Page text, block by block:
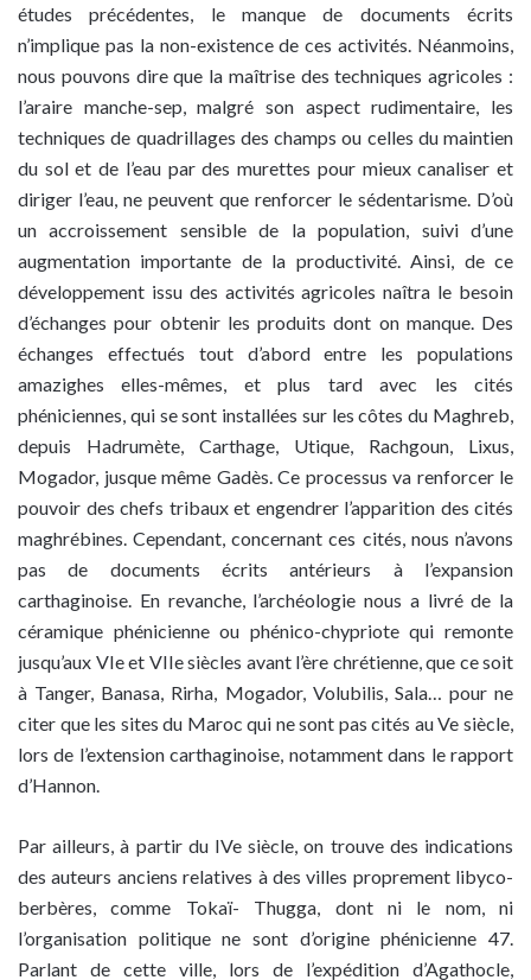
études précédentes, le manque de documents écrits
n’implique pas la non-existence de ces activités. Néanmoins,
nous pouvons dire que la maîtrise des techniques agricoles :
l’araire manche-sep, malgré son aspect rudimentaire, les
techniques de quadrillages des champs ou celles du maintien
du sol et de l’eau par des murettes pour mieux canaliser et
diriger l’eau, ne peuvent que renforcer le sédentarisme. D’où
un accroissement sensible de la population, suivi d’une
augmentation importante de la productivité. Ainsi, de ce
développement issu des activités agricoles naîtra le besoin
d’échanges pour obtenir les produits dont on manque. Des
échanges effectués tout d’abord entre les populations
amazighes elles-mêmes, et plus tard avec les cités
phéniciennes, qui se sont installées sur les côtes du Maghreb,
depuis Hadrumète, Carthage, Utique, Rachgoun, Lixus,
Mogador, jusque même Gadès. Ce processus va renforcer le
pouvoir des chefs tribaux et engendrer l’apparition des cités
maghrébines. Cependant, concernant ces cités, nous n’avons
pas de documents écrits antérieurs à l’expansion
carthaginoise. En revanche, l’archéologie nous a livré de la
céramique phénicienne ou phénico-chypriote qui remonte
jusqu’aux VIe et VIIe siècles avant l’ère chrétienne, que ce soit
à Tanger, Banasa, Rirha, Mogador, Volubilis, Sala… pour ne
citer que les sites du Maroc qui ne sont pas cités au Ve siècle,
lors de l’extension carthaginoise, notamment dans le rapport
d’Hannon.
Par ailleurs, à partir du IVe siècle, on trouve des indications
des auteurs anciens relatives à des villes proprement libyco-
berbères, comme Tokaï- Thugga, dont ni le nom, ni
l’organisation politique ne sont d’origine phénicienne 47.
Parlant de cette ville, lors de l’expédition d’Agathocle,